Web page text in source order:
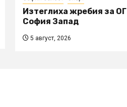
Изтеглиха жребия за ОГ
София Запад
5 август, 2026